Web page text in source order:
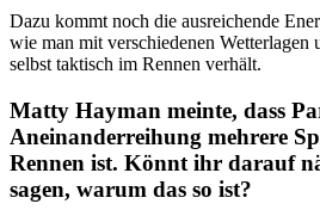
Dazu kommt noch die ausreichende
wie man mit verschiedenen Wetterlagen
selbst taktisch im Rennen verhält.
Matty Hayman meinte, dass
Aneinanderreihung mehrere
Rennen ist. Könnt ihr darauf
sagen, warum das so ist?